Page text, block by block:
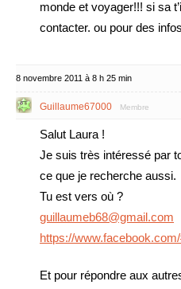
monde et voyager!!! si sa
contacter. ou pour des
8 novembre 2011 à 8 h 25 min
Guillaume67000 Membre
Salut Laura !
Je suis très intéressé par
ce que je recherche aussi.
Tu est vers où ?
guillaumeb68@gmail.com
https://
Et pour répondre aux